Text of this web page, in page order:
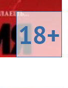
18+